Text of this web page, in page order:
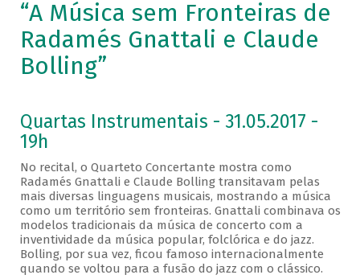
“A Música sem Fronteiras de
Radamés Gnattali e Claude
Bolling”
Quartas Instrumentais - 31.05.2017 -
19h
No recital, o Quarteto Concertante mostra como
Radamés Gnattali e Claude Bolling transitavam pelas
mais diversas linguagens musicais, mostrando a música
como um território sem fronteiras. Gnattali combinava os
modelos tradicionais da música de concerto com a
inventividade da música popular, folclórica e do jazz.
Bolling, por sua vez, ficou famoso internacionalmente
quando se voltou para a fusão do jazz com o clássico.